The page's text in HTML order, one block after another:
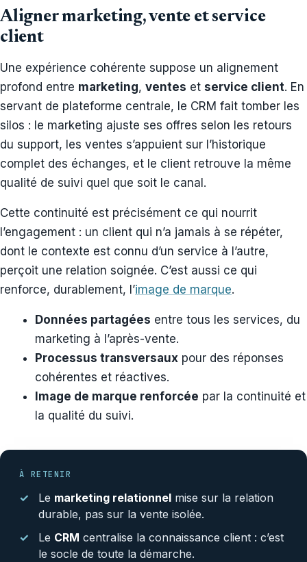
Aligner marketing, vente et service
client
Une expérience cohérente suppose un alignement
profond entre marketing, ventes et service client. En
servant de plateforme centrale, le CRM fait tomber les
silos : le marketing ajuste ses offres selon les retours
du support, les ventes s’appuient sur l’historique
complet des échanges, et le client retrouve la même
qualité de suivi quel que soit le canal.
Cette continuité est précisément ce qui nourrit
l’engagement : un client qui n’a jamais à se répéter,
dont le contexte est connu d’un service à l’autre,
perçoit une relation soignée. C’est aussi ce qui
renforce, durablement, l’image de marque.
Données partagées entre tous les services, du
marketing à l’après-vente.
Processus transversaux pour des réponses
cohérentes et réactives.
Image de marque renforcée par la continuité et
la qualité du suivi.
À RETENIR
Le marketing relationnel mise sur la relation
durable, pas sur la vente isolée.
Le CRM centralise la connaissance client : c’est
le socle de toute la démarche.